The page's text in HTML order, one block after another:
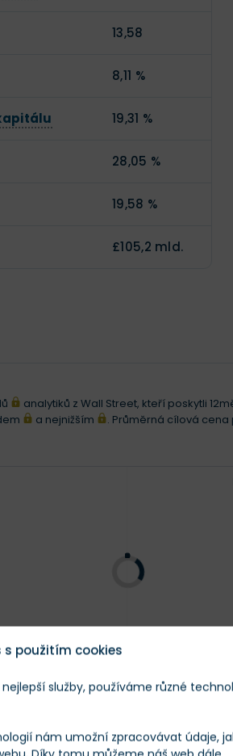
s použitím cookies
služby, používáme různé
nám umožní zpracovávat údaje,
13,58
8,11 %
19,31 %
28,05 %
19,58 %
£105,2 mld.
analytiků z Wall Street, kteří poskytli
a nejnižším . Průměrná cílová
XXX